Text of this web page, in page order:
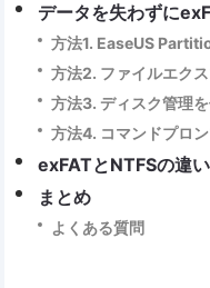
データを失わずに
方法1. EaseUS
方法2. ファイルエク
方法3. ディスク管理
方法4. コマンドプロ
exFATとNTFSの違
まとめ
よくある質問